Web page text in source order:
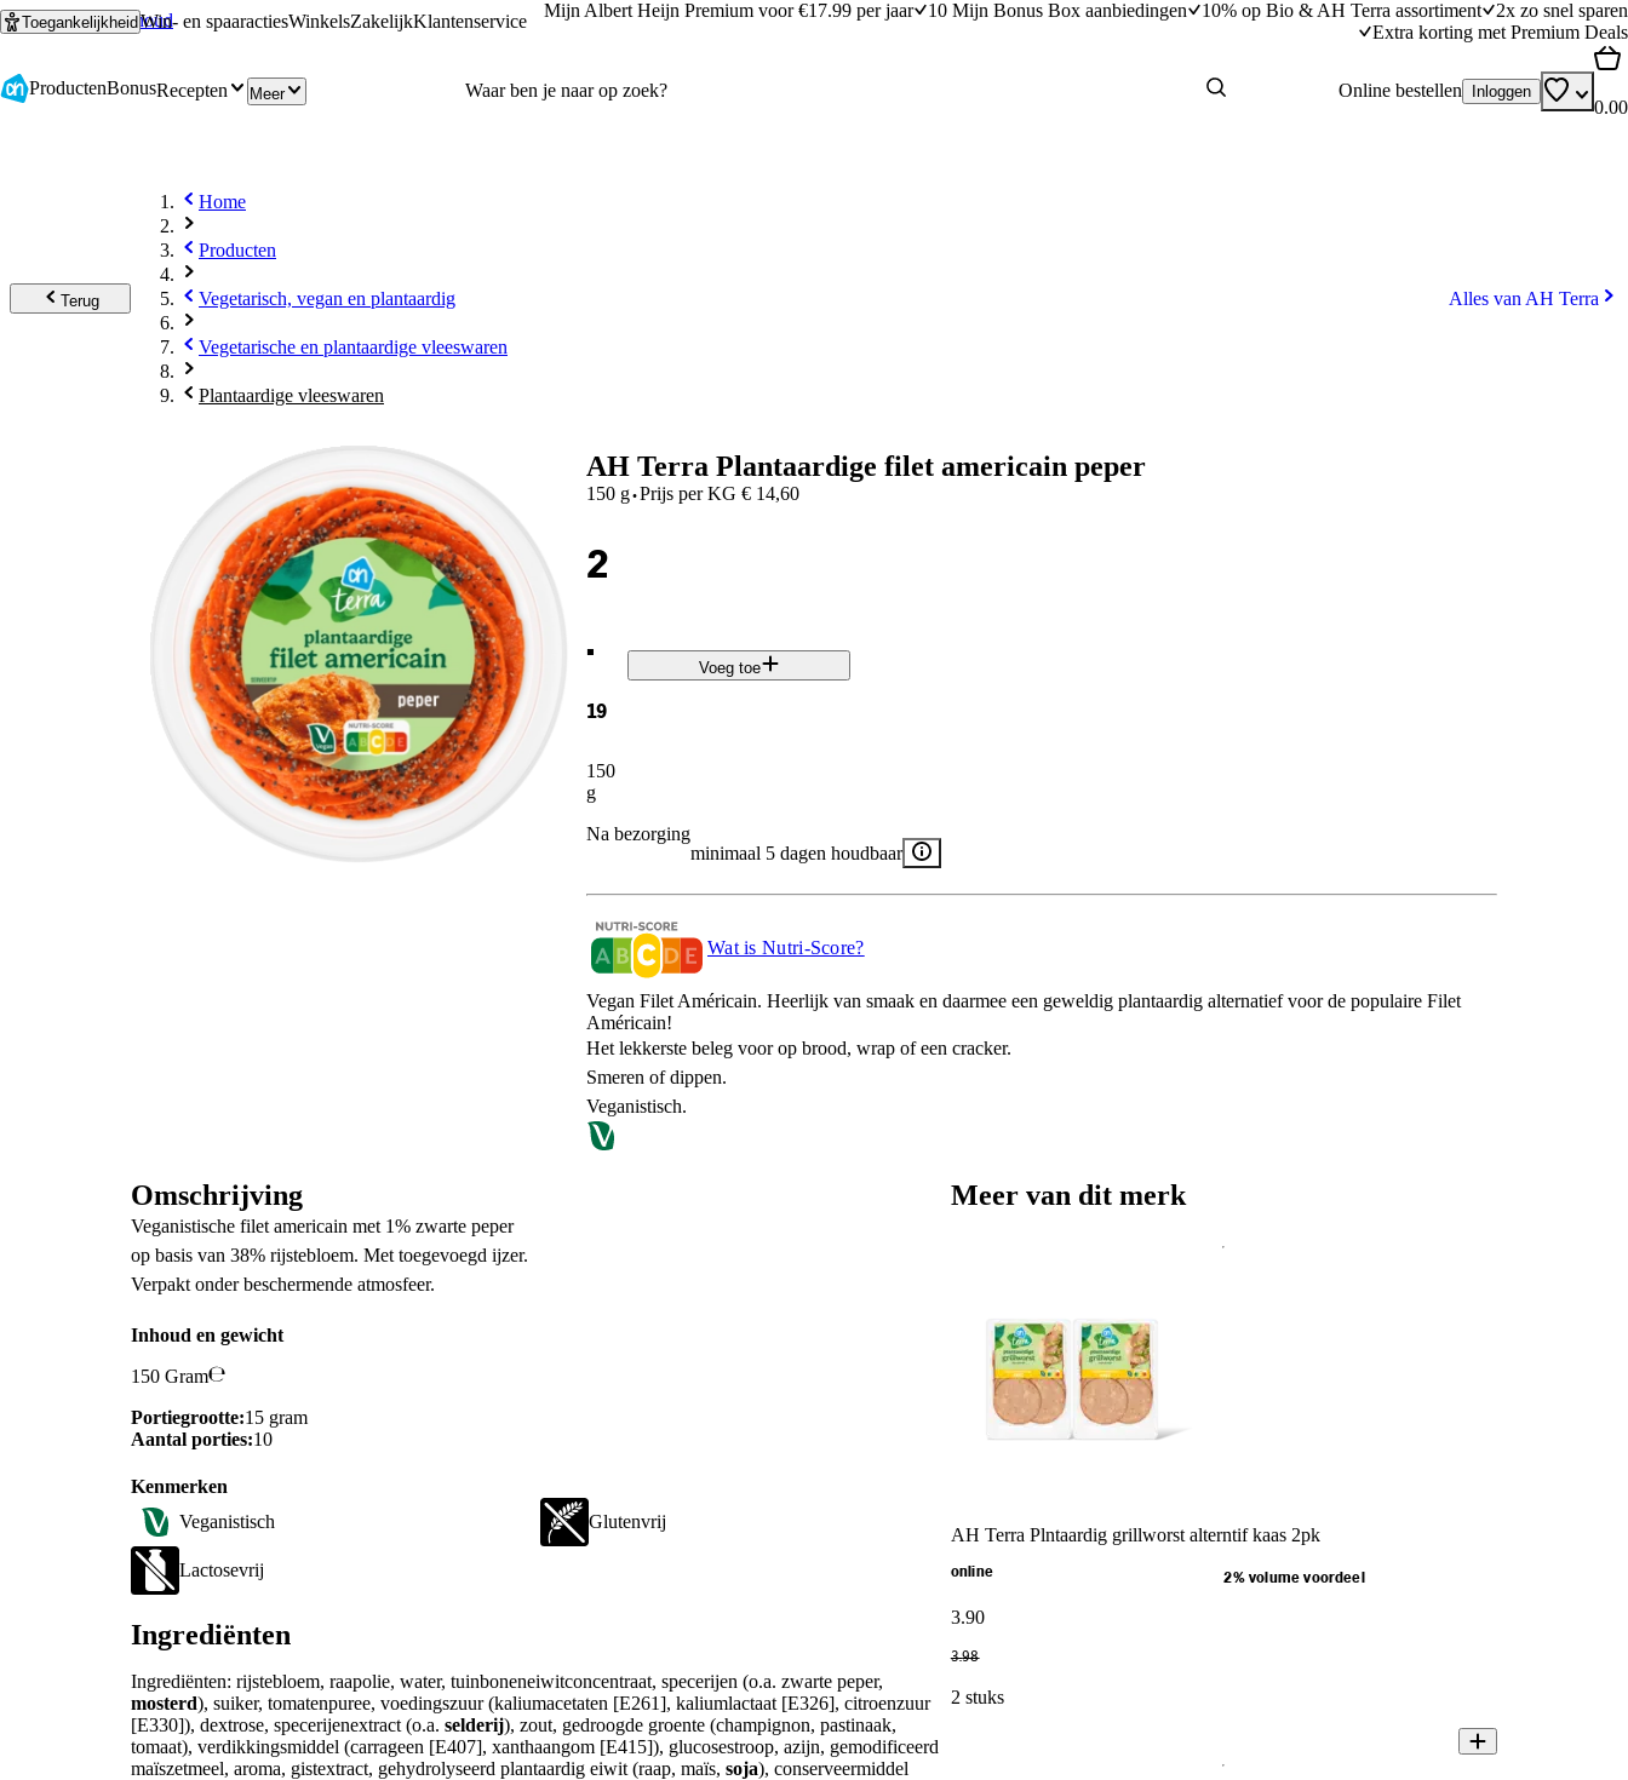
Ga naar hoofdinhoud
Ga naar zoeken
ToegankelijkheidWin- en spaaractiesWinkelsZakelijkKlantenservice
Mijn Albert Heijn Premium voor €17.99 per jaar 10 Mijn Bonus Box aanbiedingen 10% op Bio & AH Terra assortiment
2x zo snel sparen
Extra korting met Premium Deals
ProductenBonusRecepten Meer Online bestellen Inloggen
0.00
Terug
Home
Producten
Vegetarisch, vegan en plantaardig
Vegetarische en plantaardige vleeswaren
Plantaardige vleeswaren
Alles van AH Terra
AH Terra Plantaardige filet americain peper
150 g·Prijs per KG € 14,60
2
.
19
150
g
Voeg toe
Na bezorging
minimaal 5 dagen houdbaar
Wat is Nutri-Score?
Vegan Filet Américain. Heerlijk van smaak en daarmee een geweldig plantaardig alternatief voor de populaire Filet
Américain!
Het lekkerste beleg voor op brood, wrap of een cracker.
Smeren of dippen.
Veganistisch.
Omschrijving
Veganistische filet americain met 1% zwarte peper
op basis van 38% rijstebloem. Met toegevoegd ijzer.
Verpakt onder beschermende atmosfeer.
Inhoud en gewicht
150 Gram
Portiegrootte:15 gram
Aantal porties:10
Kenmerken
Veganistisch
Glutenvrij
Lactosevrij
Ingrediënten
Ingrediënten: rijstebloem, raapolie, water, tuinboneneiwitconcentraat, specerijen (o.a. zwarte peper,
mosterd), suiker, tomatenpuree, voedingszuur (kaliumacetaten [E261], kaliumlactaat [E326], citroenzuur
[E330]), dextrose, specerijenextract (o.a. selderij), zout, gedroogde groente (champignon, pastinaak,
tomaat), verdikkingsmiddel (carrageen [E407], xanthaangom [E415]), glucosestroop, azijn, gemodificeerd
maïszetmeel, aroma, gistextract, gehydrolyseerd plantaardig eiwit (raap, maïs, soja), conserveermiddel
Meer van dit merk
AH Terra Plntaardig grillworst alterntif kaas 2pk
online 2% volume voordeel
3.90
3.98
2 stuks